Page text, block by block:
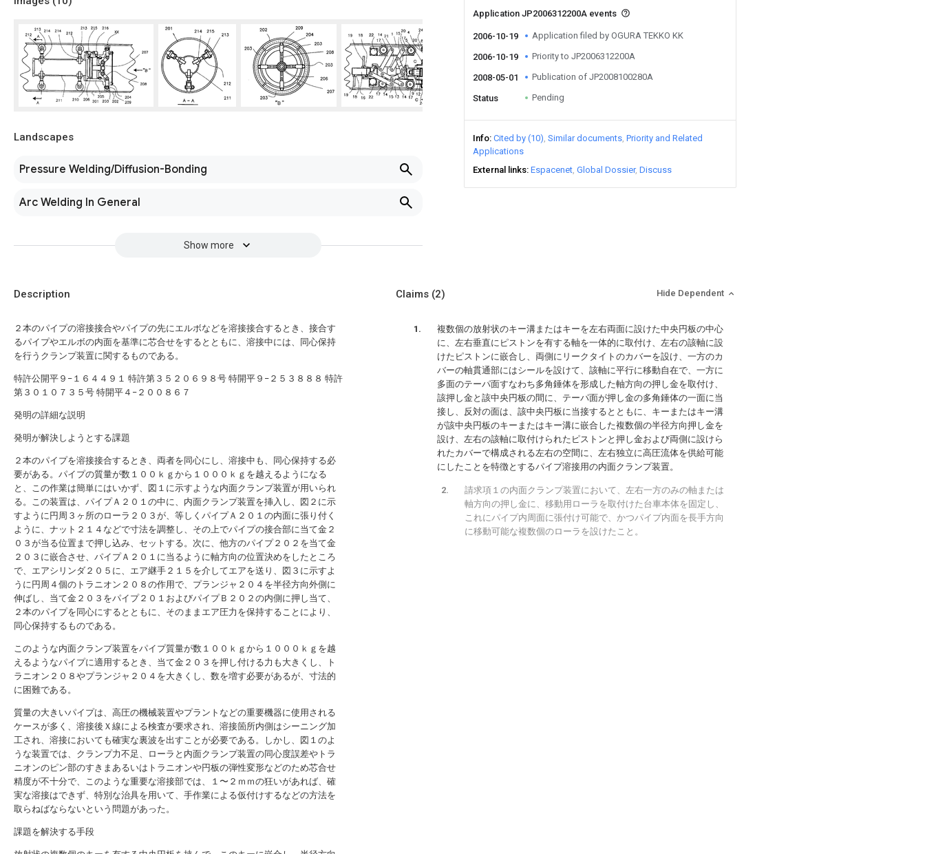
Landscapes
Pressure Welding/Diffusion-Bonding
Arc Welding In General
Show more
Application JP2006312200A events
2006-10-19 Application filed by OGURA TEKKO KK
2006-10-19 Priority to JP2006312200A
2008-05-01 Publication of JP2008100280A
Status Pending
Info Cited by (10) Similar documents Priority and Related
Applications
External links Espacenet Global Dossier Discuss
Description
２本のパイプの溶接接合やパイプの先にエルボなどを溶接接合するとき、接合す
るパイプやエルボの内面を基準に芯合せをするとともに、溶接中には、同心保持
を行うクランプ装置に関するものである。
特許公開平９−１６４４９１ 特許第３５２０６９８号 特開平９−２５３８８８ 特許
第３０１０７３５号 特開平４−２００８６７
発明の詳細な説明
発明が解決しようとする課題
２本のパイプを溶接接合するとき、両者を同心にし、溶接中も、同心保持する必
要がある。パイプの質量が数１００ｋｇから１０００ｋｇを越えるようになる
と、この作業は簡単にはいかず、図１に示すような内面クランプ装置が用いられ
る。この装置は、パイプＡ２０１の中に、内面クランプ装置を挿入し、図２に示
すように円周３ヶ所のローラ２０３が、等しくパイプＡ２０１の内面に張り付く
ように、ナット２１４などで寸法を調整し、その上でパイプの接合部に当て金２
０３が当る位置まで押し込み、セットする。次に、他方のパイプ２０２を当て金
２０３に嵌合させ、パイプＡ２０１に当るように軸方向の位置決めをしたところ
で、エアシリンダ２０５に、エア継手２１５を介してエアを送り、図３に示すよ
うに円周４個のトラニオン２０８の作用で、プランジャ２０４を半径方向外側に
伸ばし、当て金２０３をパイプ２０１およびパイプＢ２０２の内側に押し当て、
２本のパイプを同心にするとともに、そのままエア圧力を保持することにより、
同心保持するものである。
このような内面クランプ装置をパイプ質量が数１００ｋｇから１０００ｋｇを越
えるようなパイプに適用するとき、当て金２０３を押し付ける力も大きくし、ト
ラニオン２０８やプランジャ２０４を大きくし、数を増す必要があるが、寸法的
に困難である。
質量の大きいパイプは、高圧の機械装置やプラントなどの重要機器に使用される
ケースが多く、溶接後Ｘ線による検査が要求され、溶接箇所内側はシーニング加
工され、溶接においても確実な裏波を出すことが必要である。しかし、図１のよ
うな装置では、クランプ力不足、ローラと内面クランプ装置の同心度誤差やトラ
ニオンのピン部のすきまあるいはトラニオンや円板の弾性変形などのため芯合せ
精度が不十分で、このような重要な溶接部では、１〜２ｍｍの狂いがあれば、確
実な溶接はできず、特別な治具を用いて、手作業による仮付けするなどの方法を
取らねばならないという問題があった。
課題を解決する手段
Claims (2) Hide Dependent
複数個の放射状のキー溝またはキーを左右両面に設けた中央円板の中心
に、左右垂直にピストンを有する軸を一体的に取付け、左右の該軸に設
けたピストンに嵌合し、両側にリークタイトのカバーを設け、一方のカ
バーの軸貫通部にはシールを設けて、該軸に平行に移動自在で、一方に
多面のテーパ面すなわち多角錘体を形成した軸方向の押し金を取付け、
該押し金と該中央円板の間に、テーパ面が押し金の多角錘体の一面に当
接し、反対の面は、該中央円板に当接するとともに、キーまたはキー溝
が該中央円板のキーまたはキー溝に嵌合した複数個の半径方向押し金を
設け、左右の該軸に取付けられたピストンと押し金および両側に設けら
れたカバーで構成される左右の空間に、左右独立に高圧流体を供給可能
にしたことを特徴とするパイプ溶接用の内面クランプ装置。
請求項１の内面クランプ装置において、左右一方のみの軸または
軸方向の押し金に、移動用ローラを取付けた台車本体を固定し、
これにパイプ内周面に張付け可能で、かつパイプ内面を長手方向
に移動可能な複数個のローラを設けたこと。